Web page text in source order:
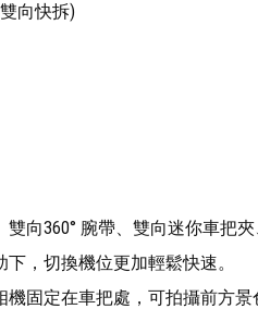
向快拆)
向360° 腕帶、雙向迷你車把
，切換機位更加輕鬆快速。
固定在車把處，可拍攝前方景